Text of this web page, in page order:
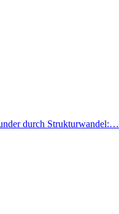
durch Strukturwandel:…